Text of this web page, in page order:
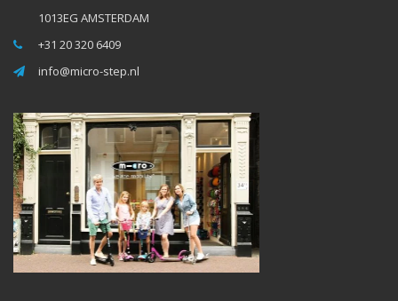
1013EG AMSTERDAM
+31 20 320 6409
info@micro-step.nl